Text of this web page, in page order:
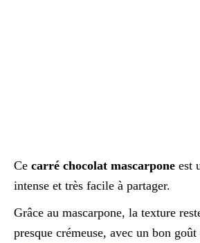
Ce carré chocolat mascarpone est
intense et très facile à partager.
Grâce au mascarpone, la texture
presque crémeuse, avec un bon